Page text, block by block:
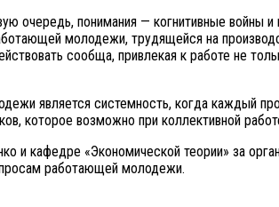
понимания — когнитивные войны
молодежи, трудящейся на
сообща, привлекая к работе не
является системность, когда каждый
которое возможно при коллективной
и кафедре «Экономической теории» за
работающей молодежи.